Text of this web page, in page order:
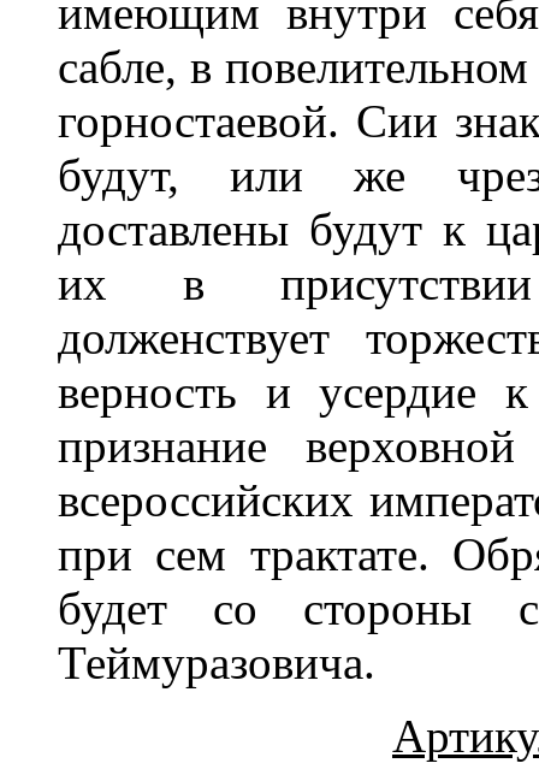
имеющим внутри
сабле, в
горностаевой. Сии
будут, или же чрез
доставлены будут к
их в присутствии
долженствует
верность и усердие
признание
всероссийских
при сем трактате.
будет со стороны
Теймуразовича.